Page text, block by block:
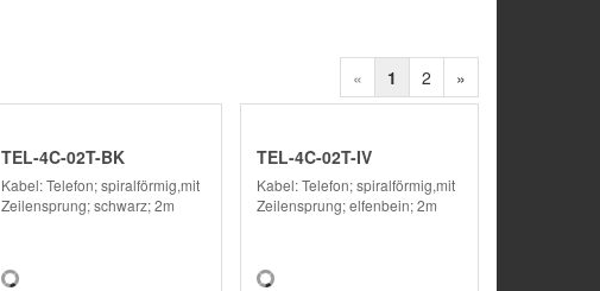
« 1 2 »
TEL-4C-02T-BK
Kabel: Telefon; spiralförmig,mit
Zeilensprung; schwarz; 2m
TEL-4C-02T-IV
Kabel: Telefon; spiralförmig,mit
Zeilensprung; elfenbein; 2m